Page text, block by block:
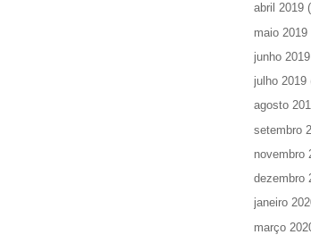
abril 2019
maio 2019
junho 2019
julho 2019
agosto
setembro
novembro
dezembro
janeiro
março